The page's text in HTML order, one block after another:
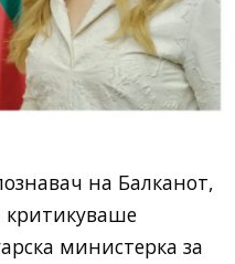
на Балканот,
критикуваше
министерка за